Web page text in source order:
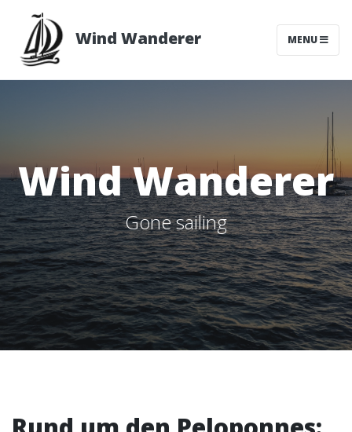
Wind Wanderer MENU
Wind Wanderer
Gone sailing